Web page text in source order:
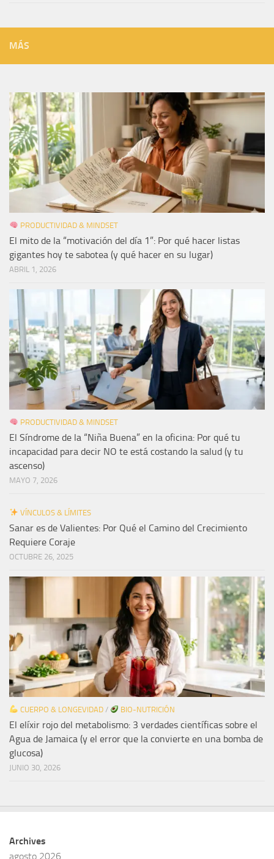
MÁS
PRODUCTIVIDAD & MINDSET
El mito de la “motivación del día 1”: Por qué hacer listas
gigantes hoy te sabotea (y qué hacer en su lugar)
ABRIL 1, 2026
PRODUCTIVIDAD & MINDSET
El Síndrome de la “Niña Buena” en la oficina: Por qué tu
incapacidad para decir NO te está costando la salud (y tu
ascenso)
MAYO 7, 2026
VÍNCULOS & LÍMITES
Sanar es de Valientes: Por Qué el Camino del Crecimiento
Requiere Coraje
OCTUBRE 26, 2025
CUERPO & LONGEVIDAD/ BIO-NUTRICIÓN
El elíxir rojo del metabolismo: 3 verdades científicas sobre el
Agua de Jamaica (y el error que la convierte en una bomba de
glucosa)
JUNIO 30, 2026
Archives
agosto 2026